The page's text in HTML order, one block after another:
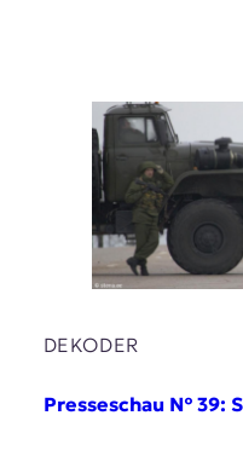
DEKODER
Presseschau № 39: